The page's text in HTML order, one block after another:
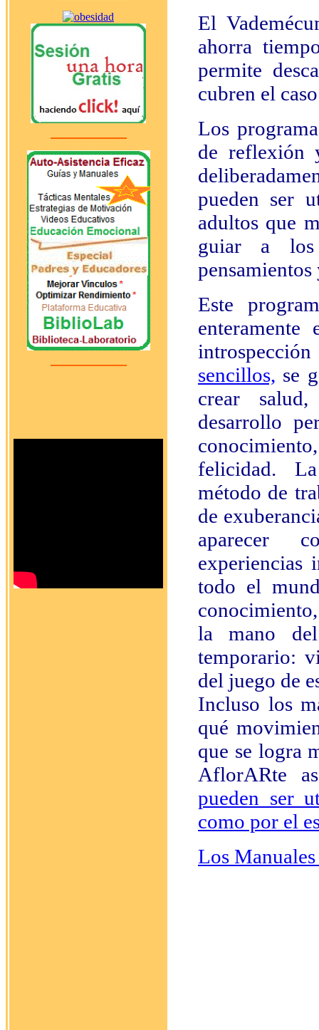
El
ahorra
permite
cubren el
Los
de reflexión
pueden ser
adultos que
guiar a los
Este
sencillos, se
crear salud,
desarrollo
felicidad.
método de
de
aparecer
experiencias
todo el
la mano
temporario:
del juego de
Incluso los
qué
que se logra
AflorARte
pueden ser
como por el
Los